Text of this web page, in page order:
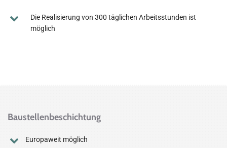
Die Realisierung von 300 täglichen Arbeitsstunden ist
möglich
Baustellenbeschichtung
Europaweit möglich